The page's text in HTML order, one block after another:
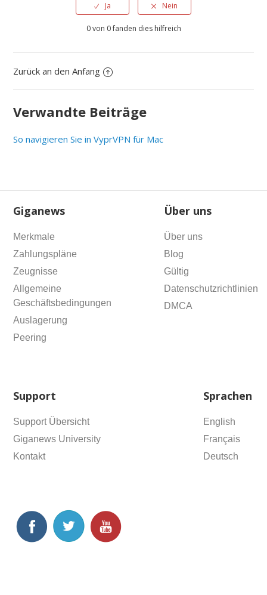
Ja Nein
0 von 0 fanden dies hilfreich
Zurück an den Anfang
Verwandte Beiträge
So navigieren Sie in VyprVPN für Mac
Giganews
Merkmale
Zahlungspläne
Zeugnisse
Allgemeine
Geschäftsbedingungen
Auslagerung
Peering
Über uns
Über uns
Blog
Gültig
Datenschutzrichtlinien
DMCA
Support
Support Übersicht
Giganews University
Kontakt
Sprachen
English
Français
Deutsch